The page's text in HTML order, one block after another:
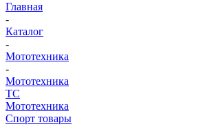
Главная
-
Каталог
-
Мототехника
-
Мототехника
ТС
Мототехника
Спорт товары